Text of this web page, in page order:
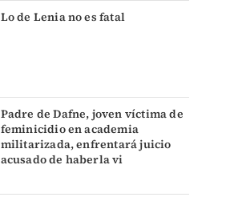
Lo de Lenia no es fatal
Padre de Dafne, joven víctima de
feminicidio en academia
militarizada, enfrentará juicio
acusado de haberla vi